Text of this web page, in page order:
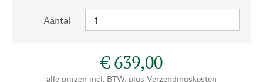
Aantal
€ 639,00
alle prijzen incl. BTW, plus Verzendingskosten